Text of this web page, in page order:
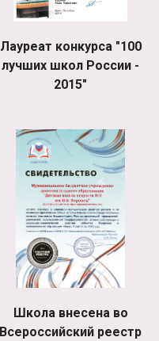
Лауреат конкурса "100
лучших школ России -
2015"
Школа внесена во
Всероссийский реестр